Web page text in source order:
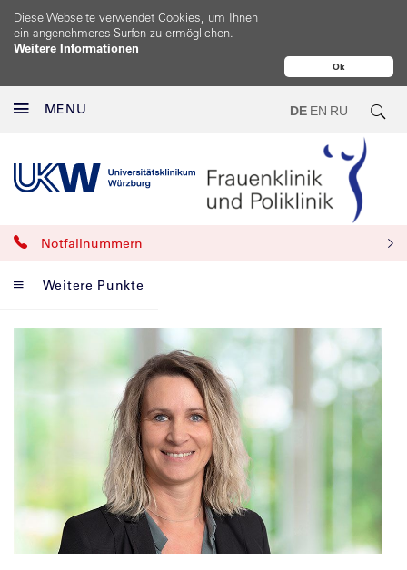
Ok
Diese Webseite verwendet Cookies, um Ihnen
ein angenehmeres Surfen zu ermöglichen.
Weitere Informationen
MENU DE EN RU
Notfallnummern
Weitere Punkte